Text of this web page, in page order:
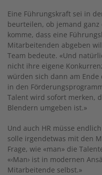
Eine Führungskraft sei in
beurteilen, ob jemand
komme, dass eine
Mitarbeitenden abgeben
Team bedeute. «Und
nicht ihre eigene
würden sich dann am
in den
Talent wird sofort merken,
Blendern umgeben ist.»
Und auch HR müsse
solle irgendetwas mit den
Frage, wie «man» die
«‹Man› ist in modernen
Mitarbeitende selbst.»